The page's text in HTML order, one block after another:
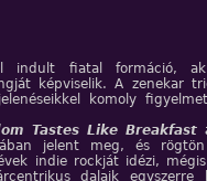
indult fiatal formáció,
képviselik. A zenekar
komoly
Tastes Like Breakfast
jelent meg, és
indie rockját idézi,
dalaik egyszerre